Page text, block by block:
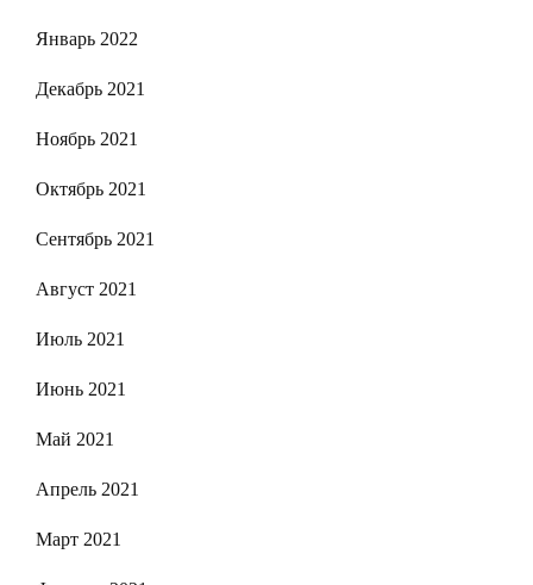
Январь 2022
Декабрь 2021
Ноябрь 2021
Октябрь 2021
Сентябрь 2021
Август 2021
Июль 2021
Июнь 2021
Май 2021
Апрель 2021
Март 2021